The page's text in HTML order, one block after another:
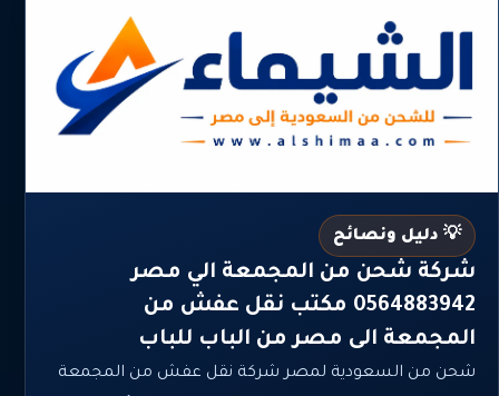
💡 دليل ونصائح
شركة شحن من المجمعة الي مصر
0564883942 مكتب نقل عفش من
المجمعة الى مصر من الباب للباب
شحن من السعودية لمصر شركة نقل عفش من المجمعة